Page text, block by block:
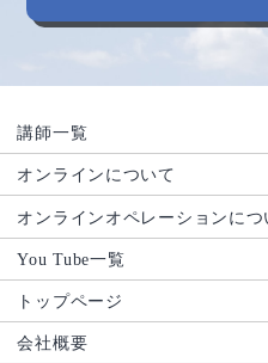
講師一覧
オンラインについて
オンラインオペレーションにつ
You Tube一覧
トップページ
会社概要